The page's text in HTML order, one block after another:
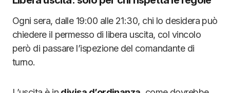
Ogni sera, dalle 19:00 alle 21:30, chi lo desidera può
chiedere il permesso di libera uscita, col vincolo
però di passare l’ispezione del comandante di
turno.